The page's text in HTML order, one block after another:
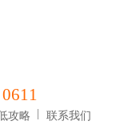
攻略 联系我们